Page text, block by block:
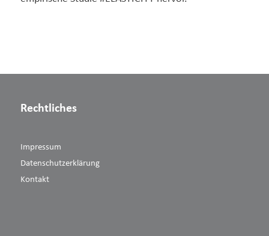
Rechtliches
Impressum
Datenschutzerklärung
Kontakt